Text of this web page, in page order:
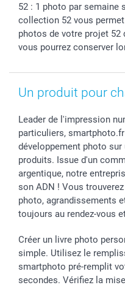
52 : 1 photo par semaine
collection 52 vous
photos de votre projet
vous pourrez conserver
Un produit pour
Leader de l'impression
particuliers,
développement photo
produits. Issue d'un
argentique, notre
son ADN ! Vous
photo, agrandissements
toujours au rendez-vous
Créer un livre photo
simple. Utilisez le
smartphoto pré-remplit
secondes. Vérifiez la